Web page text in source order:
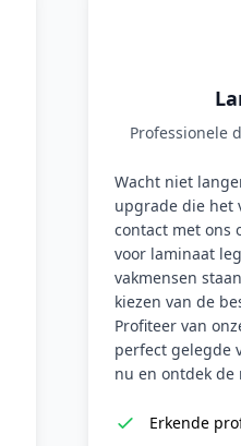
Professionele
Wacht niet
upgrade die het
contact met ons
voor laminaat
vakmensen
kiezen van de
Profiteer van
perfect gelegde
nu en ontdek de
Erkende